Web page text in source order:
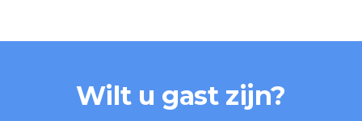
Wilt u gast zijn?